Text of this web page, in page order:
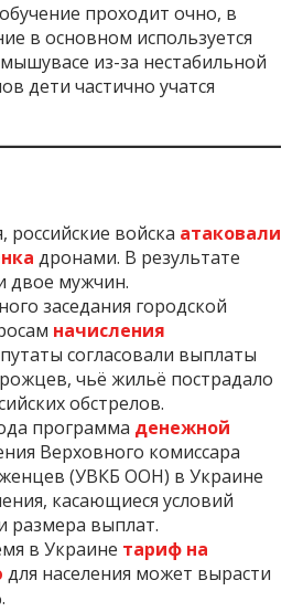
проходит очно, в
в основном используется
из-за нестабильной
дети частично учатся
российские войска атаковали
дронами. В результате
двое мужчин.
заседания городской
начисления
согласовали выплаты
чьё жильё пострадало
обстрелов.
программа денежной
Верховного комиссара
(УВКБ ООН) в Украине
касающиеся условий
размера выплат.
в Украине тариф на
для населения может вырасти